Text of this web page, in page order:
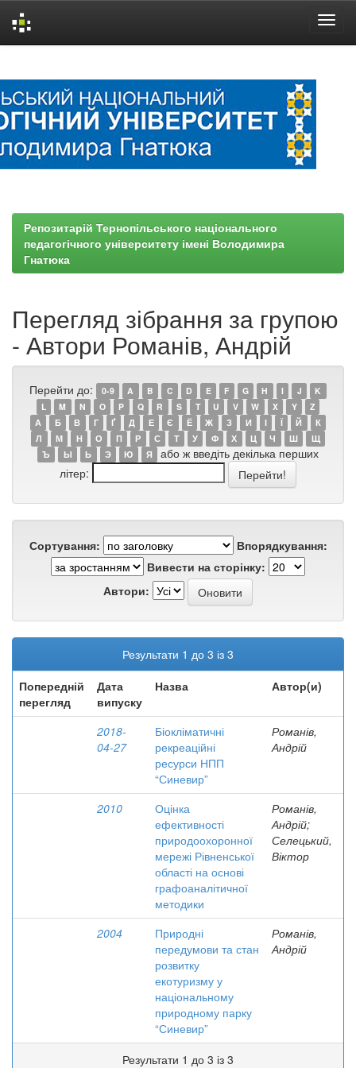
Репозитарій Тернопільського національного
педагогічного університету імені Володимира
Гнатюка
Перегляд зібрання за групою
- Автори Романів, Андрій
Перейти до: 0-9 A B C D E F G H I J
K
L
M N O P Q R S T U V W X Y
Z
А
Б В Г Ґ Д Е Є Ё Ж З И І Ї Й
К
Л
М Н О П Р С Т У Ф Х Ц Ч Ш
Щ
Ъ
Ы Ь Э Ю Я
або ж введіть декілька перших
літер:
Сортування:
Впорядкування:
Вивести на сторінку:
Автори:
Результати 1 до 3 із 3
Попередній
перегляд
Дата
випуску
Назва Автор(и)
2018-
04-27
Біокліматичні
рекреаційні
ресурси НПП
“Синевир”
Романів,
Андрій
2010
Оцінка
ефективності
природоохоронної
мережі Рівненської
області на основі
графоаналітичної
методики
Романів,
Андрій;
Селецький,
Віктор
2004
Природні
передумови та стан
розвитку
екотуризму у
національному
природному парку
“Синевир”
Романів,
Андрій
Результати 1 до 3 із 3